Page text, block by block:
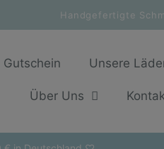
Handgefertigte
Gutschein Unsere
Über Uns